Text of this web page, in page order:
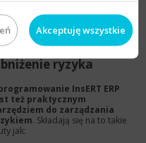
ryzyka
InsERT ERP
też praktycznym
do zarządzania
. Składają się na to takie
jak:
Akceptuję wszystkie